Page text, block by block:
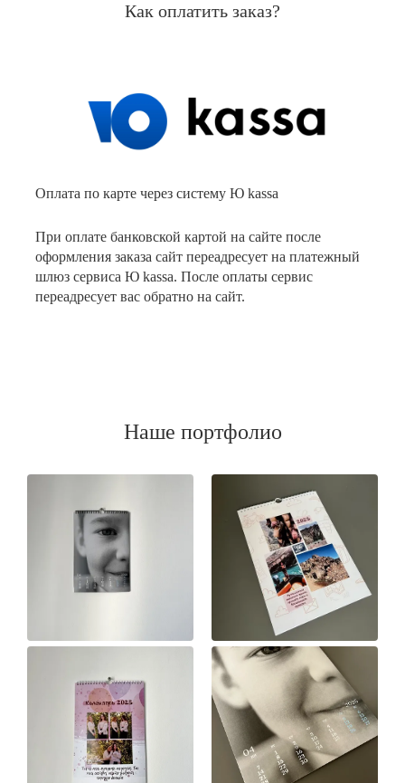
Как оплатить заказ?
Оплата по карте через систему Ю kassa
При оплате банковской картой на сайте после
оформления заказа сайт переадресует на платежный
шлюз сервиса Ю kassa. После оплаты сервис
переадресует вас обратно на сайт.
Наше портфолио